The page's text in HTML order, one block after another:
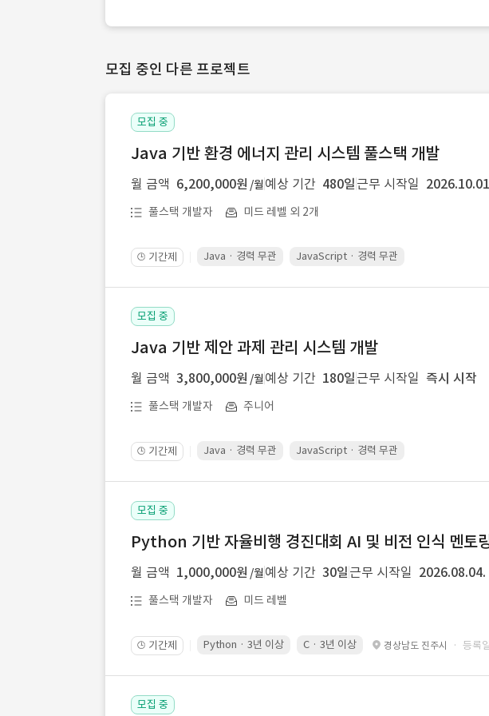
모집 중인 다른 프로젝트
모집 중
Java 기반 환경 에너지 관리 시스템 풀스택 개발
월 금액 6,200,000원 /월예상 기간 480일 근무 시작일
풀스택 개발자 미드 레벨 외 2개
🕒 기간제 Java · 경력 무관 JavaScript · 경력 무관 Spring Boot ·
모집 중
Java 기반 제안 과제 관리 시스템 개발
월 금액 3,800,000원 /월예상 기간 180일 근무 시작일 즉시 시작
풀스택 개발자 주니어
🕒 기간제 Java · 경력 무관 JavaScript · 경력 무관
모집 중
Python 기반 자율비행 경진대회 AI 및 비전 인식 멘토
월 금액 1,000,000원 /월예상 기간 30일 근무 시작일 2026.08.04.
풀스택 개발자 미드 레벨
🕒 기간제 Python · 3년 이상 C · 3년 이상 경상남도 진주시 · 등록
모집 중